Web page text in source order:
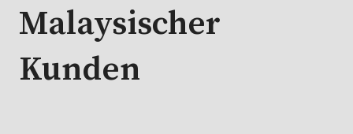
Malaysischer
Kunden